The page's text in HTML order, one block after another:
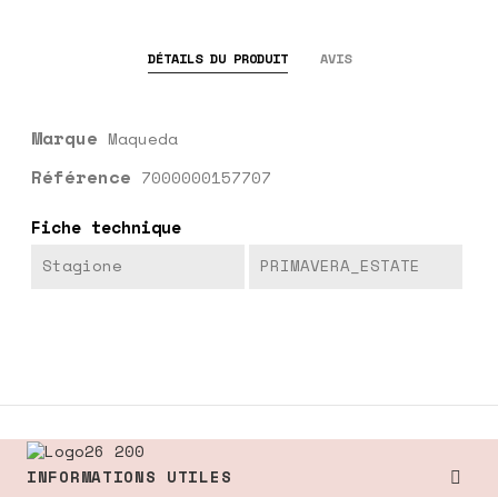
DÉTAILS DU PRODUIT AVIS
Marque Maqueda
Référence 7000000157707
Fiche technique
Stagione PRIMAVERA_ESTATE
INFORMATIONS UTILES 